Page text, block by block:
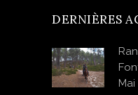
DERNIÈRES